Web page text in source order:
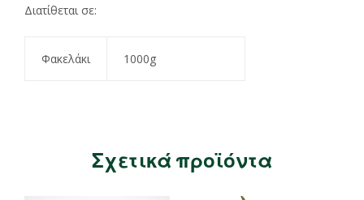
Διατίθεται σε:
Φακελάκι 1000g
Σχετικά προϊόντα